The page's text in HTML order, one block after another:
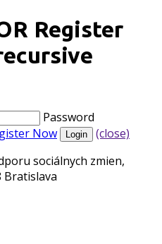
Register
Password
Now
(close)
sociálnych zmien,
Bratislava